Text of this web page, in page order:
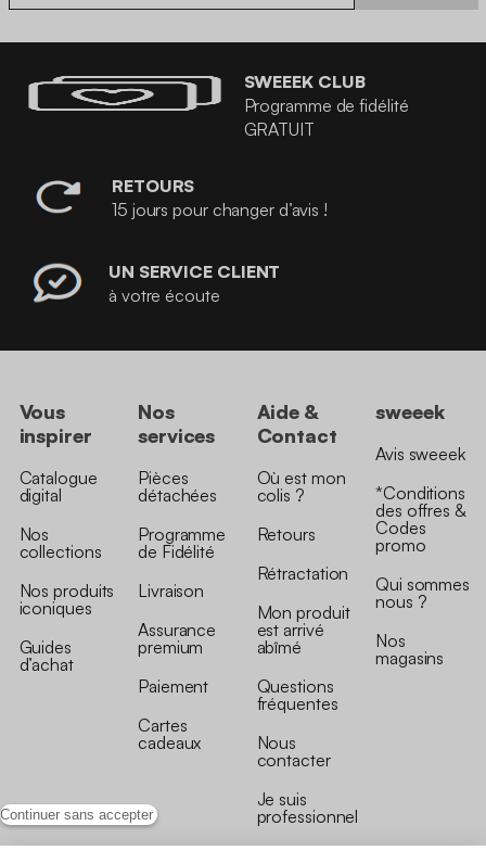
Continuer sans accepter
SWEEEK CLUB
Programme de fidélité
GRATUIT
RETOURS
15 jours pour changer d’avis !
UN SERVICE CLIENT
à votre écoute
Vous
inspirer
Catalogue
digital
Nos
collections
Nos produits
iconiques
Guides
d’achat
Nos
services
Pièces
détachées
Programme
de Fidélité
Livraison
Assurance
premium
Paiement
Cartes
cadeaux
Aide &
Contact
Où est mon
colis ?
Retours
Rétractation
Mon produit
est arrivé
abîmé
Questions
fréquentes
Nous
contacter
Je suis
professionnel
sweeek
Avis sweeek
*Conditions
des offres &
Codes
promo
Qui sommes
nous ?
Nos
magasins